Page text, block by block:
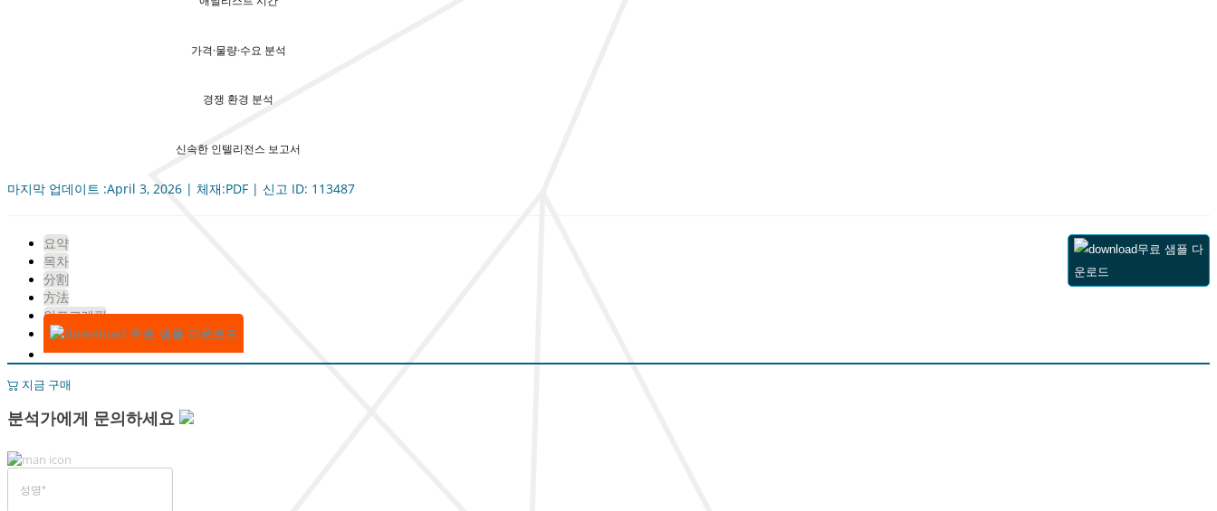
가격·물량·수요 분석
경쟁 환경 분석
신속한 인텔리전스 보고서
마지막 업데이트 :April 3, 2026 | 체재:PDF | 신고 ID: 113487
요약
목차
分割
方法
인포그래픽
무료 샘플 다운로드
무료 샘플 다
운로드
지금 구매
분석가에게 문의하세요